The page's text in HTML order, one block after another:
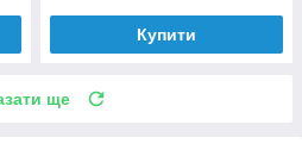
Купити
ще